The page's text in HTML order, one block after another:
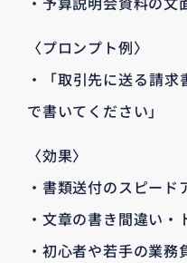
〈プロンプト例〉
・「取引先に送る請
で書いてください」
〈効果〉
・書類送付のスピード
・文章の書き間違い
・初心者や若手の業務